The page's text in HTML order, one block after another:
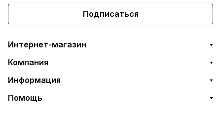
Подписаться
Интернет-магазин
Компания
Информация
Помощь